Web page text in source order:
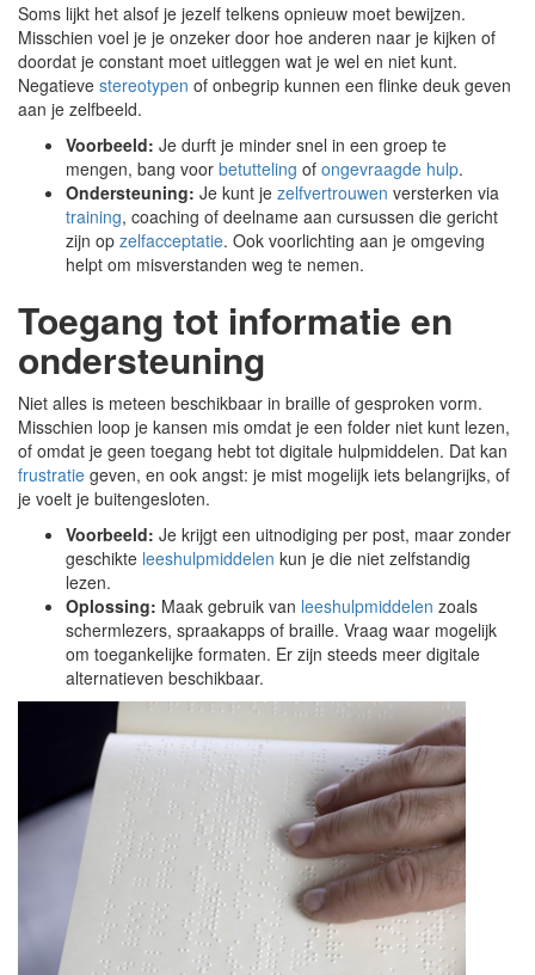
Soms lijkt het alsof je jezelf telkens opnieuw moet bewijzen.
Misschien voel je je onzeker door hoe anderen naar je kijken of
doordat je constant moet uitleggen wat je wel en niet kunt.
Negatieve stereotypen of onbegrip kunnen een flinke deuk geven
aan je zelfbeeld.
Voorbeeld: Je durft je minder snel in een groep te
mengen, bang voor betutteling of ongevraagde hulp.
Ondersteuning: Je kunt je zelfvertrouwen versterken via
training, coaching of deelname aan cursussen die gericht
zijn op zelfacceptatie. Ook voorlichting aan je omgeving
helpt om misverstanden weg te nemen.
Toegang tot informatie en
ondersteuning
Niet alles is meteen beschikbaar in braille of gesproken vorm.
Misschien loop je kansen mis omdat je een folder niet kunt lezen,
of omdat je geen toegang hebt tot digitale hulpmiddelen. Dat kan
frustratie geven, en ook angst: je mist mogelijk iets belangrijks, of
je voelt je buitengesloten.
Voorbeeld: Je krijgt een uitnodiging per post, maar zonder
geschikte leeshulpmiddelen kun je die niet zelfstandig
lezen.
Oplossing: Maak gebruik van leeshulpmiddelen zoals
schermlezers, spraakapps of braille. Vraag waar mogelijk
om toegankelijke formaten. Er zijn steeds meer digitale
alternatieven beschikbaar.